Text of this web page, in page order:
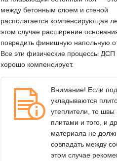
между бетонным слоем и стеной
располагается компенсирующая
этом случае расширение
повредить финишную напольную
Все эти физические процессы ДСП
хорошо компенсирует.
Внимание! Если
укладываются
утеплители, то
плитами и того, и
материала не
совпадать между
этом случае